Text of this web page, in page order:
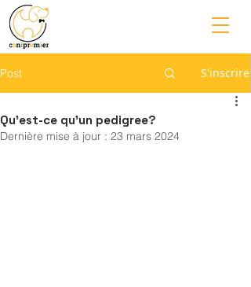
Post S'inscrire
Qu'est-ce qu'un pedigree?
Dernière mise à jour : 23 mars 2024